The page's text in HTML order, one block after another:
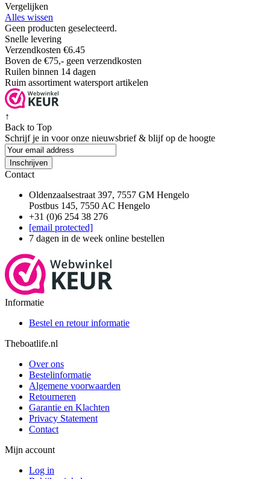
Vergelijken
Alles wissen
Geen producten geselecteerd.
Snelle levering
Verzendkosten €6.45
Boven de €75,- geen verzendkosten
Ruilen binnen 14 dagen
Ruim assortiment watersport artikelen
↑
Back to Top
Schrijf je in voor onze nieuwsbrief & blijf op de hoogte
Inschrijven
Contact
Oldenzaalsestraat 397, 7557 GM Hengelo
Postbus 145, 7550 AC Hengelo
+31 (0)6 254 38 276
[email protected]
7 dagen in de week online bestellen
Informatie
Bestel en retour informatie
Theboatlife.nl
Over ons
Bestelinformatie
Algemene voorwaarden
Retourneren
Garantie en Klachten
Privacy Statement
Contact
Mijn account
Log in